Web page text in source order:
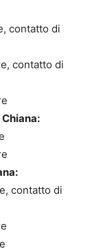
contatto di
contatto di
contatto di